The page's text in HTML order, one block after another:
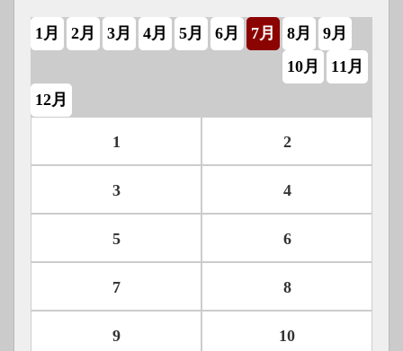
1月 2月 3月 4月 5月 6月 7月 8月
9月
10月
11月
12月
1 2
3 4
5 6
7 8
9 10